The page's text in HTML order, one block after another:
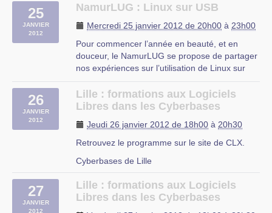
À Lille, Nord-Pas-de-Calais
L’UFJ organise des cours d’initiation à Linux
niveau débutant tous les mercredis de 18h à
20h à partir du 5 octobre 2011 jusqu’a fin juin
2012 dans les locaux de (…)
rue du Mal-Assis
Lille
25
JANVIER
2012
NamurLUG : Linux sur USB
Mercredi 25 janvier 2012 de 20h00 à 23h00
Pour commencer l’année en beauté, et en
douceur, le NamurLUG se propose de partager
nos expériences sur l’utilisation de Linux sur
Réunion ouverte à tous. Date : Me, 25/01/2012
- 20:00 - 23:00 (…)
FUNDP-UMDB
Belgium
26
JANVIER
2012
Lille : formations aux Logiciels
Libres dans les Cyberbases
Jeudi 26 janvier 2012 de 18h00 à 20h30
Retrouvez le programme sur le site de CLX.
Cyberbases de Lille
27
JANVIER
2012
Lille : formations aux Logiciels
Libres dans les Cyberbases